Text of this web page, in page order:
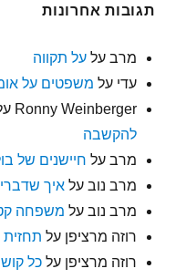
תגובות אחרונות
מרב עלעל תקווה
עדי על משפטים על
Ronny Weinberger
להקשבה
מרב על חיישנים של
מרב נוב עלאיך
מרב נוב על משפחה
רוזה מרציפן על תחזית
רוזה מרציפן עלכל